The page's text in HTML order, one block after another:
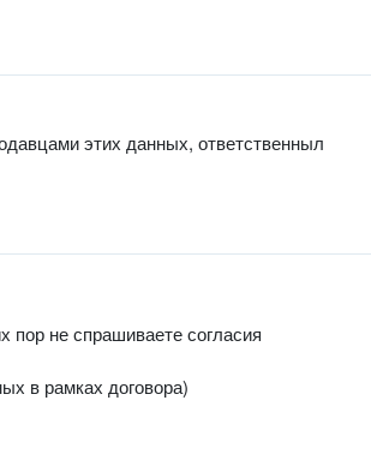
этих данных, ответственныл
пор не спрашиваете согласия
в рамках договора)